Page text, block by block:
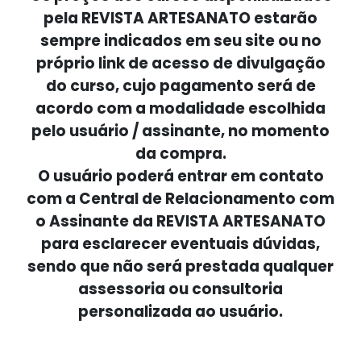
pela REVISTA ARTESANATO estarão
sempre indicados em seu site ou no
próprio link de acesso de divulgação
do curso, cujo pagamento será de
acordo com a modalidade escolhida
pelo usuário / assinante, no momento
da compra.
O usuário poderá entrar em contato
com a Central de Relacionamento com
o Assinante da REVISTA ARTESANATO
para esclarecer eventuais dúvidas,
sendo que não será prestada qualquer
assessoria ou consultoria
personalizada ao usuário.